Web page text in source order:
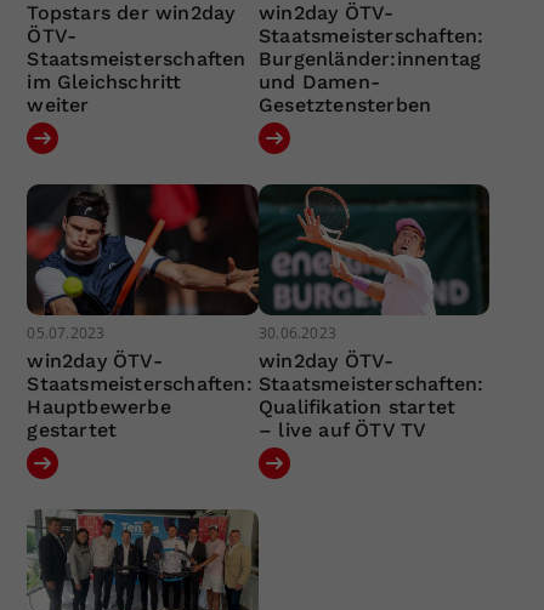
Topstars der win2day
ÖTV-
Staatsmeisterschaften
im Gleichschritt
weiter
win2day ÖTV-
Staatsmeisterschaften:
Burgenländer:innentag
und Damen-
Gesetztensterben
05.07.2023
win2day ÖTV-
Staatsmeisterschaften:
Hauptbewerbe
gestartet
30.06.2023
win2day ÖTV-
Staatsmeisterschaften:
Qualifikation startet
– live auf ÖTV TV